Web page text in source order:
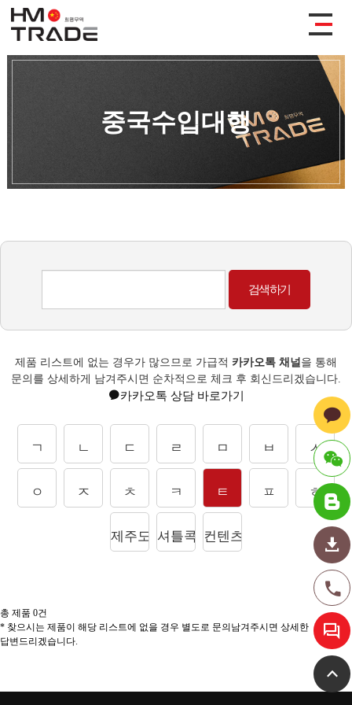
ID :
중국수입대행
제품 리스트에 없는 경우가 많으므로 가급적 카카오톡 채널 을 통해
문의를 상세하게 남겨주시면 순차적으로 체크 후 회신드리겠습니다.
카카오톡 상담 바로가기
ㄱ ㄴ ㄷ ㄹ ㅁ ㅂ ㅅ
ㅇ ㅈ ㅊ ㅋ ㅌ ㅍ ㅎ
제주도상품셔틀콕 컨텐츠
총 제품 0건
* 찾으시는 제품이 해당 리스트에 없을 경우 별도로 문의남겨주시면 상세한
답변드리겠습니다.